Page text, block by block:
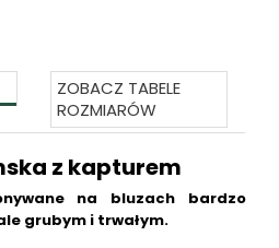
ZOBACZ TABELE
ROZMIARÓW
z kapturem
na bluzach bardzo
grubym i trwałym.